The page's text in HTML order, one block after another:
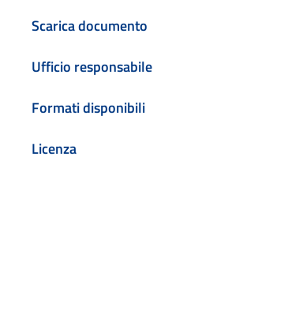
Scarica documento
Ufficio responsabile
Formati disponibili
Licenza